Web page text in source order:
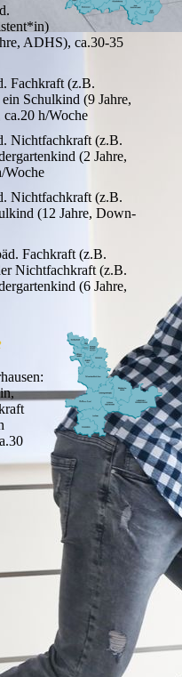
ADHS), ca.30-35
Fachkraft (z.B.
Schulkind (9 Jahre,
h/Woche
Nichtfachkraft (z.B.
(2 Jahre,
Woche
Nichtfachkraft (z.B.
(12 Jahre, Down-
Fachkraft (z.B.
Nichtfachkraft (z.B.
(6 Jahre,